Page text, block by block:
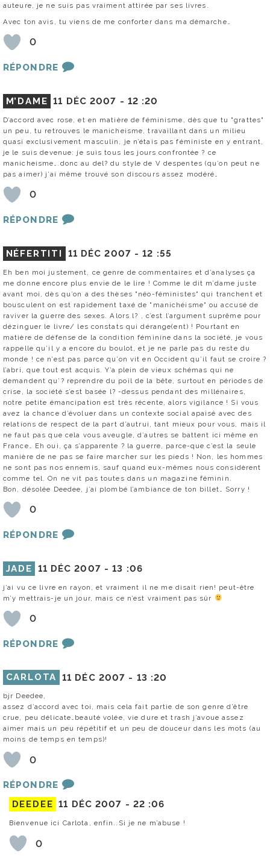
auteure, je ne suis pas vraiment attirée par ses livres.
Avec ton avis, tu viens de me conforter dans ma démarche…
0
RÉPONDRE
M’DAME 11 DÉC 2007 - 12 :20
D’accord avec rose, et en matière de féminisme, dès que tu "grattes"
un peu, tu retrouves le manicheisme, travaillant dans un milieu
quasi exclusivement masculin, je n’étais pas féministe en y entrant,
je le suis devenue: je suis tous les jours confrontée ? ce
manicheisme….donc au del? du style de V despentes (qu’on peut ne
pas aimer) j’ai même trouvé son discours assez modéré…
0
RÉPONDRE
NÉFERTITI 11 DÉC 2007 -12 :55
Eh ben moi justement, ce genre de commentaires et d’analyses ça
me donne encore plus envie de le lire ! Comme le dit m’dame juste
avant moi, dès qu’on a des thèses "néo-féministes" qui tranchent et
bousculent on est rapidement taxé de "manichéisme" ou accusé de
raviver la guerre des sexes. Alors l? , c’est l’argument suprême pour
dézinguer le livre/ les constats qui dérange(ent) ! Pourtant en
matière de défense de la condition féminine dans la société, je vous
rappelle qu’il y a encore du boulot, et je ne parle pas du reste du
monde ! ce n’est pas parce qu’on vit en Occident qu’il faut se croire ?
l’abri, que tout est acquis. Y’a plein de vieux schémas qui ne
demandent qu’? reprendre du poil de la bête, surtout en périodes de
crise, la société s’est basée l? -dessus pendant des millénaires,
notre petite émancipation est très récente, alors vigilance ! Si vous
avez la chance d’évoluer dans un contexte social apaisé avec des
relations de respect de la part d’autrui, tant mieux pour vous, mais il
ne faut pas que cela vous aveugle, d’autres se battent ici même en
France… Eh oui, ça s’apparente ? la guerre, parce-que c’est la seule
manière de ne pas se faire marcher sur les pieds ! Non, les hommes
ne sont pas nos ennemis, sauf quand eux-mêmes nous considèrent
comme tel. On ne vit pas toutes dans un magazine féminin.
Bon, désolée Deedee, j’ai plombé l’ambiance de ton billet… Sorry !
0
RÉPONDRE
JADE 11 DÉC 2007 -13 :06
j’ai vu ce livre en rayon, et vraiment il ne me disait rien! peut-être
m’y mettrais-je un jour, mais ce n’est vraiment pas sûr
0
RÉPONDRE
CARLOTA 11 DÉC 2007 - 13 :20
bjr Deedee,
assez d’accord avec toi, mais cela fait partie de son genre d’être
crue, peu délicate…beauté volée, vie dure et trash j’avoue assez
aimer mais un peu répétitif et un peu de douceur dans les mots (au
moins de temps en temps)!
0
RÉPONDRE
DEEDEE 11 DÉC 2007 - 22 :06
Bienvenue ici Carlota, enfin..Si je ne m’abuse !
0